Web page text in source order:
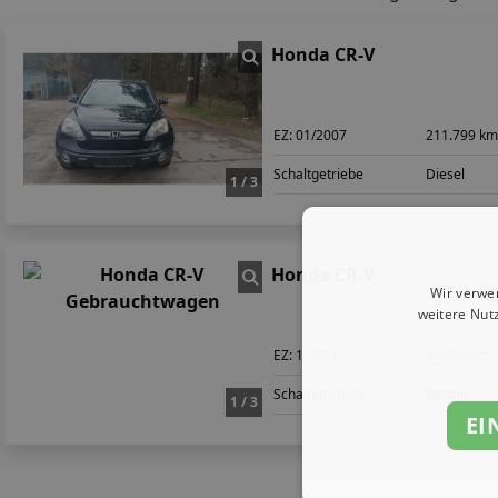
1 / 3
Honda CR-V
EZ:01/2007 211.799 km
Schaltgetriebe Diesel
1 / 3
Honda CR-V
EZ: 11/2017
Schaltgetriebe
Wir
weitere